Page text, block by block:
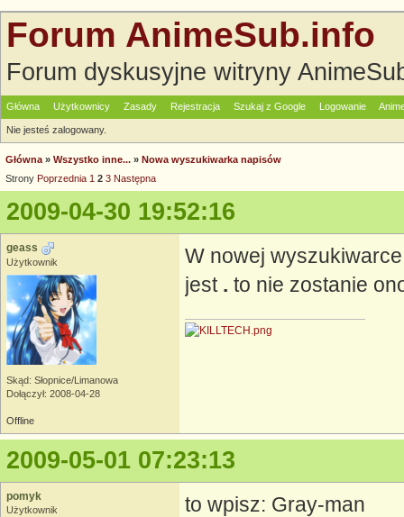
Forum AnimeSub.info
Forum dyskusyjne witryny
Główna Użytkownicy Zasady Rejestracja Szukaj z Google Logowanie
Nie jesteś zalogowany.
Główna » Wszystko inne... » Nowa wyszukiwarka napisów
Strony Poprzednia 1 2 3 Następna
2009-04-30 19:52:16
geass
Użytkownik
Skąd: Słopnice/Limanowa
Dołączył: 2008-04-28
W nowej
jest . to nie zostanie
Offline
2009-05-01 07:23:13
pomyk
Użytkownik
to wpisz: Gray-man